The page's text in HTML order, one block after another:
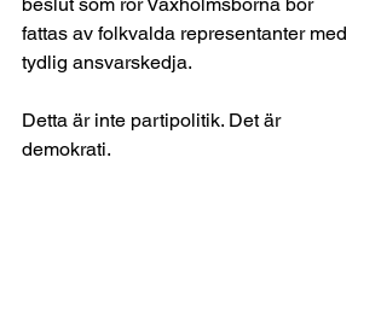
fattas av folkvalda representanter med
tydlig ansvarskedja.
Detta är inte partipolitik. Det är
demokrati.